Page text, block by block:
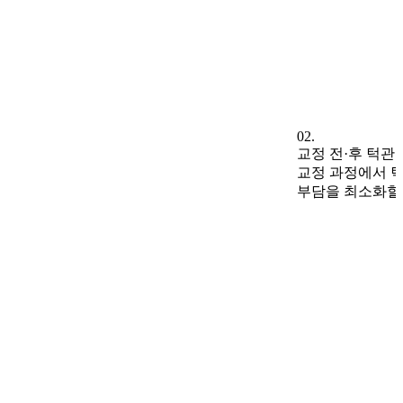
02.
교정 전·후 턱관
교정 과정에서
부담을 최소화